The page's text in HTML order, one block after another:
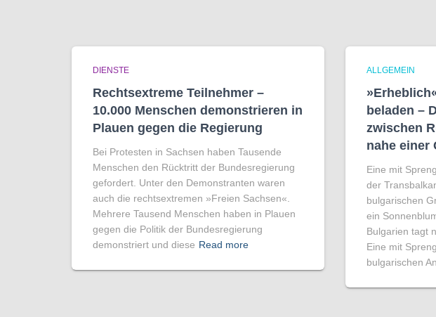
DIENSTE
Rechtsextreme Teilnehmer –
10.000 Menschen demonstrieren in
Plauen gegen die Regierung
Bei Protesten in Sachsen haben Tausende
Menschen den Rücktritt der Bundesregierung
gefordert. Unter den Demonstranten waren
auch die rechtsextremen »Freien Sachsen«.
Mehrere Tausend Menschen haben in Plauen
gegen die Politik der Bundesregierung
demonstriert und diese Read more
ALLGEMEIN
beladen –
zwischen
nahe einer
Eine mit
der
bulgarischen
ein
Bulgarien tagt
Eine mit
bulgarischen